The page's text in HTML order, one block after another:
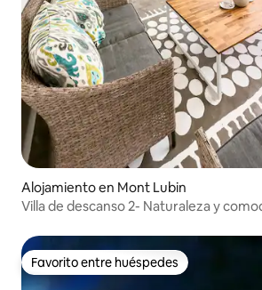
Alojamiento en Mont Lubin
Villa de descanso 2- Naturaleza y
Favorito entre huéspedes
Favorito entre huéspedes